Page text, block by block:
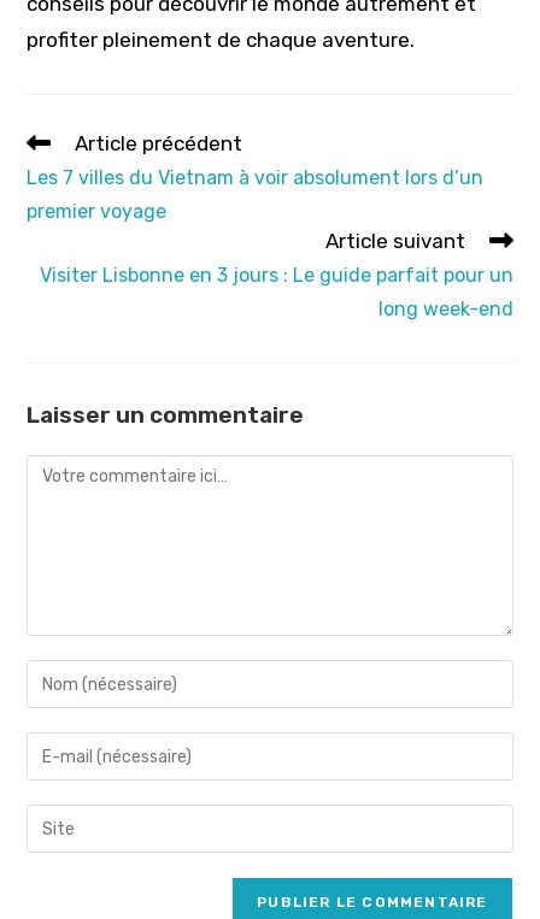
profiter pleinement de chaque aventure.
Read
more
articles
Article précédent
Les 7 villes du Vietnam à voir absolument lors d’un
premier voyage
Article suivant
Visiter Lisbonne en 3 jours : Le guide parfait pour un
long week-end
Laisser un commentaire
Comment
Enter
your
name
to
comment
Enter
your
email
address
Saisir
l’URL